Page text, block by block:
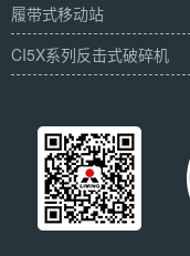
履带式移动站
CI5X系列反击式破碎机